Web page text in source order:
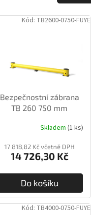
Bezpečnostní zábrana
TB 260 750 mm
Skladem (1 ks)
17 818,82 Kč včetně DPH
14 726,30 Kč
Do košíku
Kód: TB2600-0750-FUYE
Kód: TB4000-0750-FUYE